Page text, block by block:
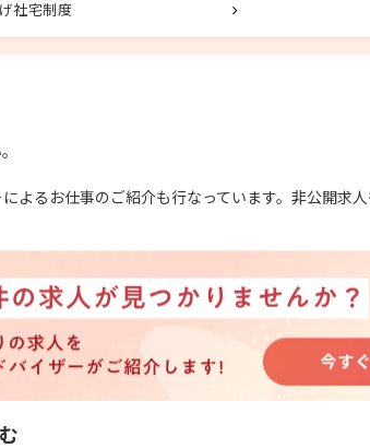
社宅制度
よるお仕事のご紹介も行なっています。非公開求